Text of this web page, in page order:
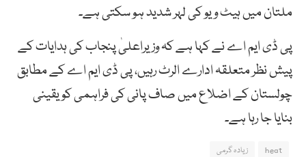
ملتان میں ہیٹ ویو کی لہر شدید ہو سکتی ہے۔
پی ڈی ایم اے نے کہا ہے کہ وزیراعلیٰ پنجاب کی ہدایات کے
پیش نظر متعلقہ ادارے الرٹ رہیں، پی ڈی ایم اے کے مطابق
چولستان کے اضلاع میں صاف پانی کی فراہمی کو یقینی
بنایا جا رہا ہے۔
heat زیادہ گرمی